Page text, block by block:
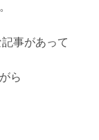
事があって
ら